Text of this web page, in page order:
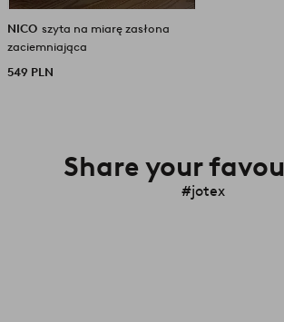
NICO szyta na miarę zasłona
zaciemniająca
549 PLN
Share your
#jotex